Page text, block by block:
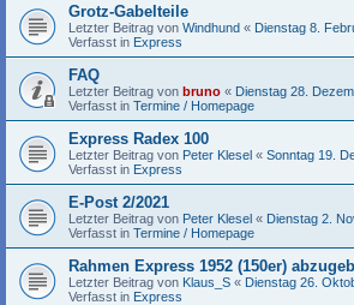
Grotz-Gabelteile
Letzter Beitrag von Windhund « Dienstag 8.
Verfasst in Express
FAQ
Letzter Beitrag von bruno « Dienstag 28.
Verfasst in Termine / Homepage
Express Radex 100
Letzter Beitrag von Peter Klesel « Sonntag 19.
Verfasst in Express
E-Post 2/2021
Letzter Beitrag von Peter Klesel « Dienstag 2.
Verfasst in Termine / Homepage
Rahmen Express 1952 (150er)
Letzter Beitrag von Klaus_S « Dienstag 26.
Verfasst in Express